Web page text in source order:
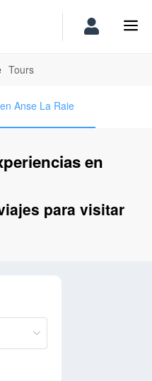
Tours
Anse La Raie
en
para visitar